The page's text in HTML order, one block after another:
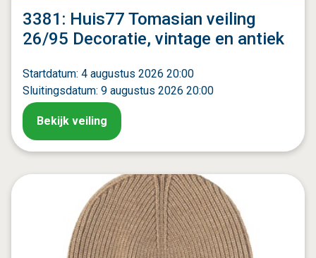
3381: Huis77 Tomasian veiling
26/95 Decoratie, vintage en antiek
Startdatum: 4 augustus 2026 20:00
Sluitingsdatum: 9 augustus 2026 20:00
Bekijk veiling